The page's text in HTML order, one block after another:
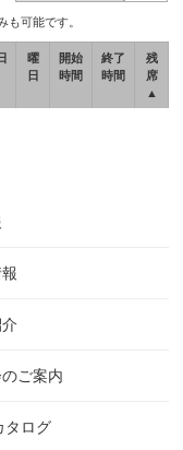
も可能です。
曜
日
開始
時間
終了
時間
残
席
▲
ご案内
タログ